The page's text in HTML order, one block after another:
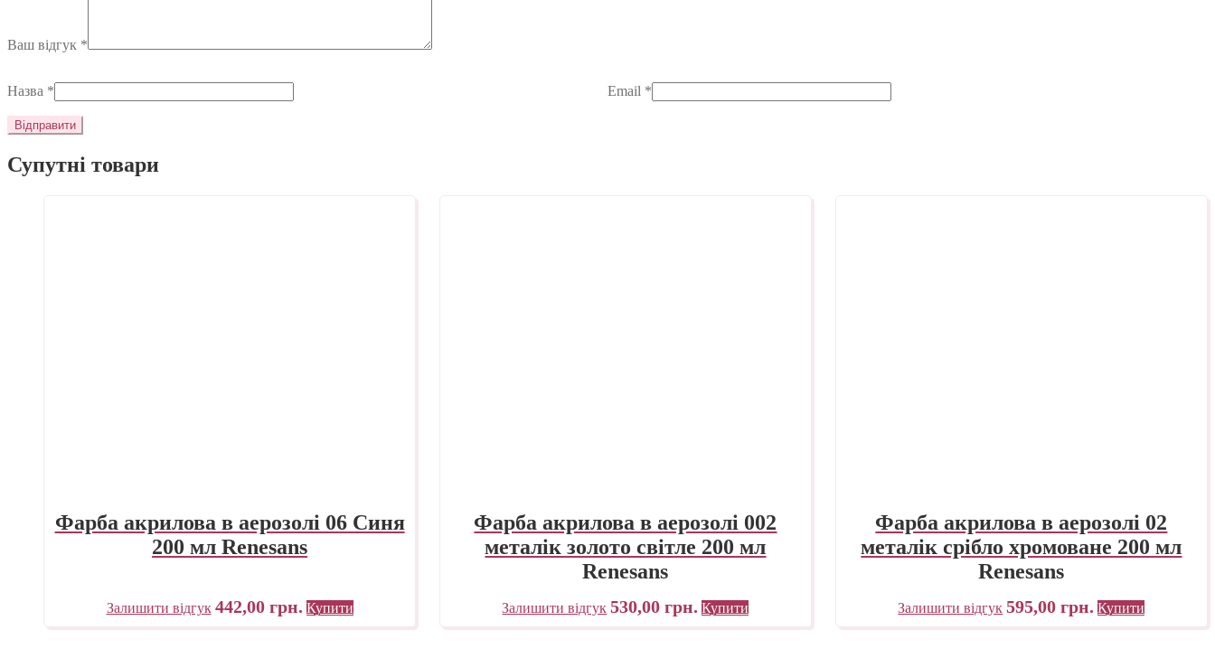
Ваш відгук *
Назва * Email *
Супутні товари
Фарба акрилова в аерозолі 06 Синя
200 мл Renesans
Залишити відгук 442,00 грн. Купити
Фарба акрилова в аерозолі 002
металік золото світле 200 мл
Renesans
Залишити відгук 530,00грн. Купити
Фарба акрилова в аерозолі 02
металік срібло хромоване 200 мл
Renesans
Залишити відгук 595,00грн. Купити